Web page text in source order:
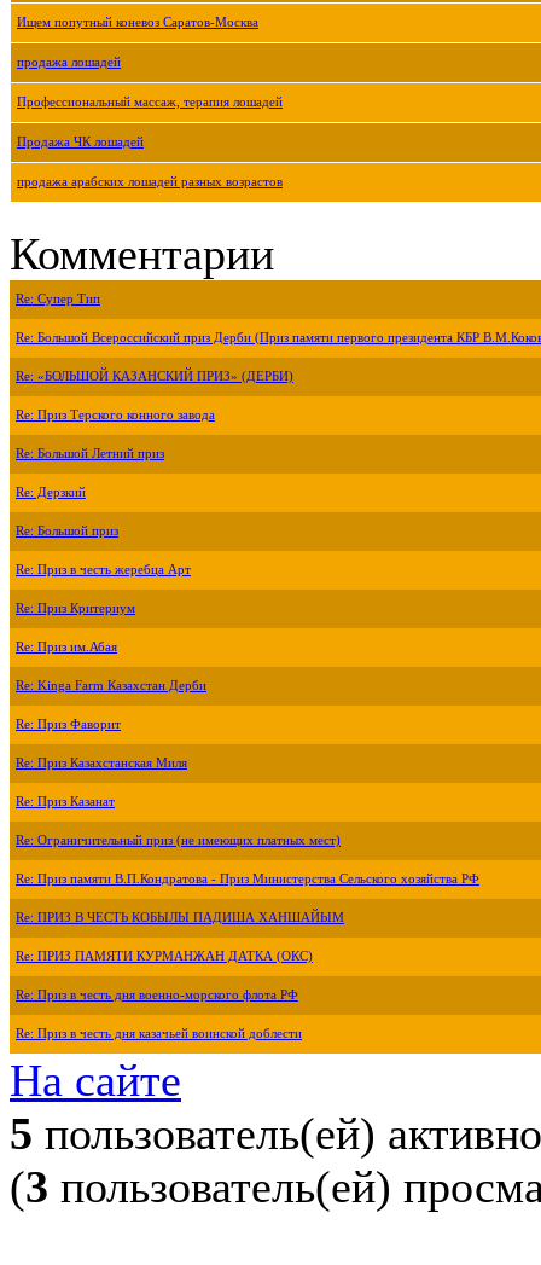
Ищем попутный коневоз Саратов-Москва
продажа лошадей
Профессиональный массаж, терапия лошадей
Продажа ЧК лошадей
продажа арабских лошадей разных возрастов
Комментарии
Re: Супер Тип
Re: Большой Всероссийский приз Дерби (Приз памяти первого президента КБР
Re: «БОЛЬШОЙ КАЗАНСКИЙ ПРИЗ» (ДЕРБИ)
Re: Приз Терского конного завода
Re: Большой Летний приз
Re: Дерзкий
Re: Большой приз
Re: Приз в честь жеребца Арт
Re: Приз Критериум
Re: Приз им.Абая
Re: Kinga Farm Казахстан Дерби
Re: Приз Фаворит
Re: Приз Казахстанская Миля
Re: Приз Казанат
Re: Ограничительный приз (не имеющих платных мест)
Re: Приз памяти В.П.Кондратова - Приз Министерства Сельского хозяйства РФ
Re: ПРИЗ В ЧЕСТЬ КОБЫЛЫ ПАДИША ХАНШАЙЫМ
Re: ПРИЗ ПАМЯТИ КУРМАНЖАН ДАТКА (ОКС)
Re: Приз в честь дня военно-морского флота РФ
Re: Приз в честь дня казачьей воинской доблести
На сайте
5 пользователь(ей) активно
(3 пользователь(ей)